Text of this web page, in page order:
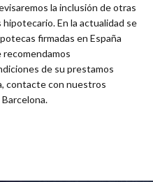
la inclusión de otras
En la actualidad se
firmadas en España
recomendamos
de su prestamos
contacte con nuestros